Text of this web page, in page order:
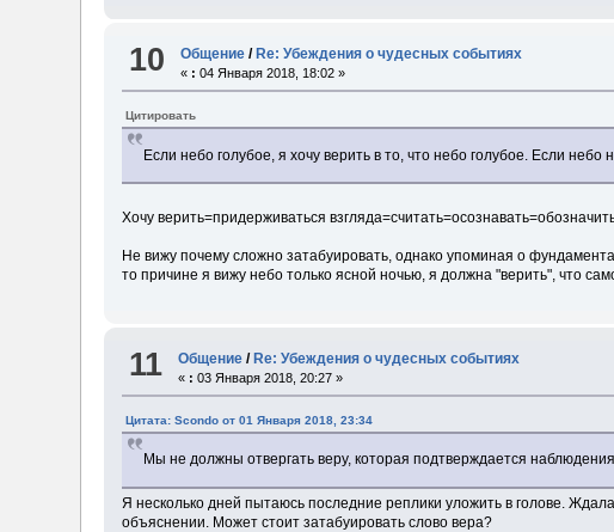
10 Общение /Re: Убеждения о чудесных событиях
« : 04 Января 2018, 18:02 »
Цитировать
Если небо голубое, я хочу верить в то, что небо голубое. Если небо
Хочу верить=придерживаться
Не вижу почему сложно затабуировать, однако упоминая о
то причине я вижу небо только ясной ночью, я должна "верить", что
11 Общение /Re: Убеждения о чудесных событиях
« : 03 Января 2018, 20:27 »
Цитата: Scondo от 01 Января 2018, 23:34
Мы не должны отвергать веру, которая подтверждается
Я несколько дней пытаюсь последние реплики уложить в голове.
объяснении. Может стоит затабуировать слово вера?